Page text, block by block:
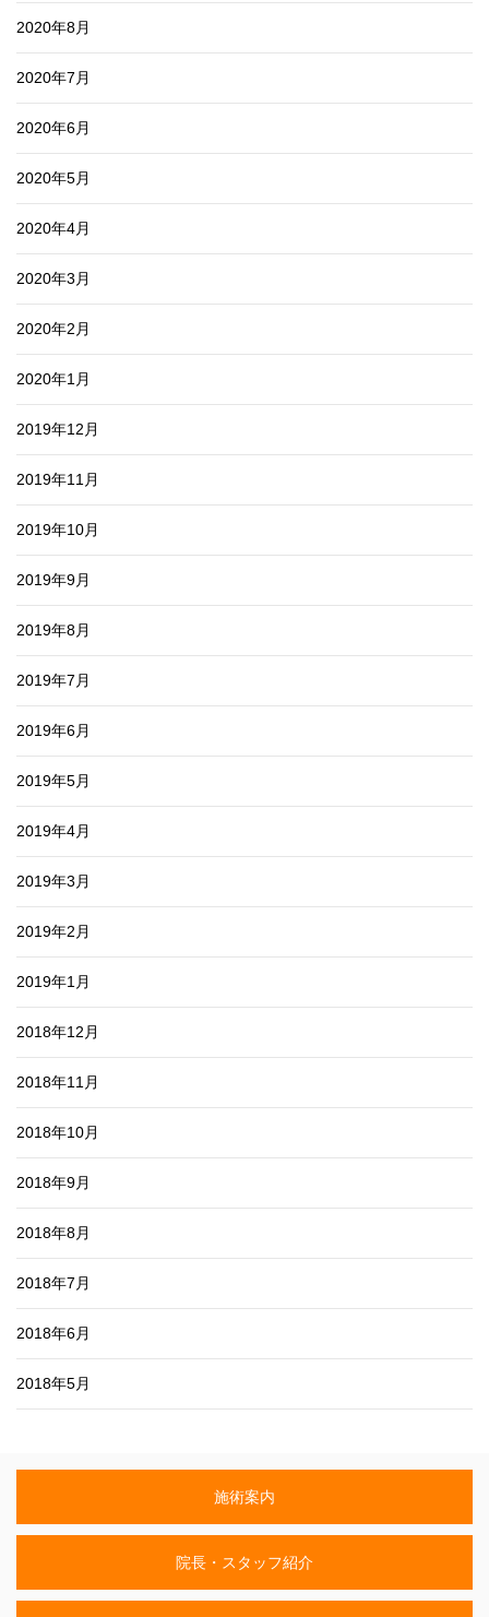
2020年8月
2020年7月
2020年6月
2020年5月
2020年4月
2020年3月
2020年2月
2020年1月
2019年12月
2019年11月
2019年10月
2019年9月
2019年8月
2019年7月
2019年6月
2019年5月
2019年4月
2019年3月
2019年2月
2019年1月
2018年12月
2018年11月
2018年10月
2018年9月
2018年8月
2018年7月
2018年6月
2018年5月
施術案内
院長・スタッフ紹介